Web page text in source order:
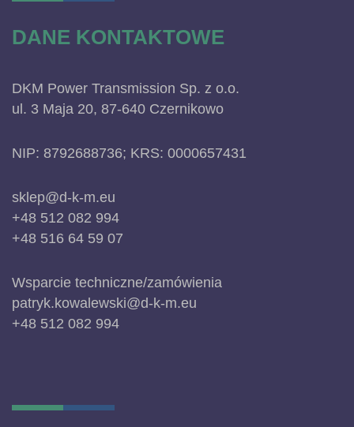
DANE KONTAKTOWE
DKM Power Transmission Sp. z o.o.
ul. 3 Maja 20, 87-640 Czernikowo
NIP: 8792688736; KRS: 0000657431
sklep@d-k-m.eu
+48 512 082 994
+48 516 64 59 07
Wsparcie techniczne/zamówienia
patryk.kowalewski@d-k-m.eu
+48 512 082 994